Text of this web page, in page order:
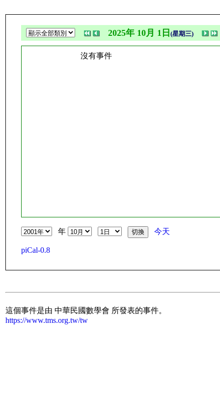
2025年 10月 1日 (星期三)
沒有事件
年 今天
piCal-0.8
這個事件是由 中華民國數學會 所發表的事件。
https://www.tms.org.tw/tw